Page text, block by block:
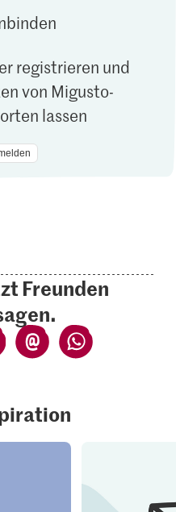
registrieren und
von Migusto-
lassen
Freunden